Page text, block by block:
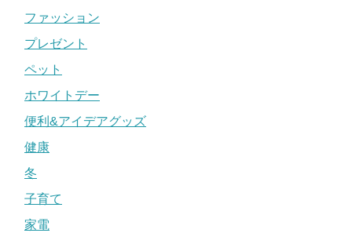
ファッション
プレゼント
ペット
ホワイトデー
便利&アイデアグッズ
健康
冬
子育て
家電